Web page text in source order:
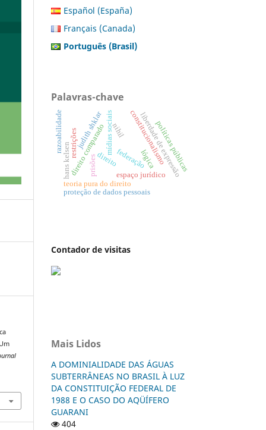
Español (España)
Français (Canada)
Português (Brasil)
Palavras-chave
espaço jurídico
federaçãoconstitucionalismo
direito comparado lógica
direito
teoria pura do direito
hans kelsen liberdade de expressão
mídias sociais
restrições
razoabilidade
proteção de dados pessoais
políticas públicas
nihil
prisões
judith shklar
Contador de visitas
Mais Lidos
A DOMINIALIDADE DAS ÁGUAS
SUBTERRÂNEAS NO BRASIL À LUZ
DA CONSTITUIÇÃO FEDERAL DE
1988 E O CASO DO AQÜÍFERO
GUARANI
404